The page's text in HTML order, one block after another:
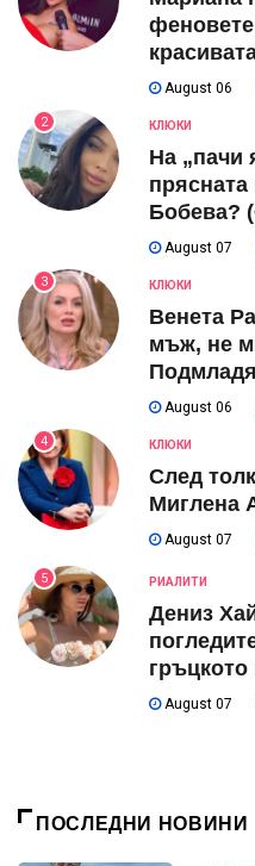
August 06
2 КЛЮКИ
На „пачи
Бобева?
August 07
3 КЛЮКИ
Венета
мъж, не
August 06
4 КЛЮКИ
След
Миглена
August 07
5 РИАЛИТИ
Дениз
August 07
ПОСЛЕДНИ НОВИНИ